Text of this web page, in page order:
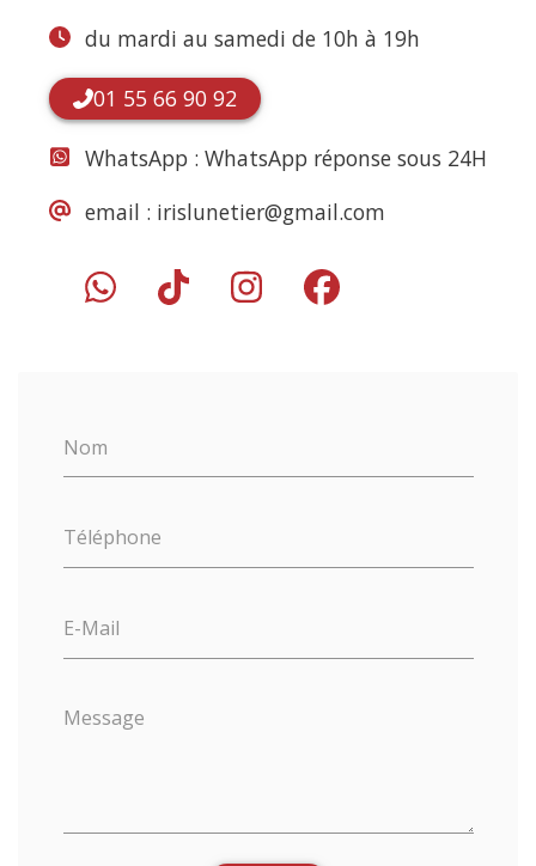
Nom
Téléphone
E-Mail
Message
du mardi au samedi de 10h à 19h
01 55 66 90 92
WhatsApp : WhatsApp réponse sous 24H
email : irislunetier@gmail.com